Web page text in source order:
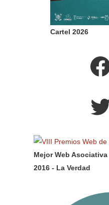
Cartel 2026
Mejor Web Asociativa
2016 - La Verdad